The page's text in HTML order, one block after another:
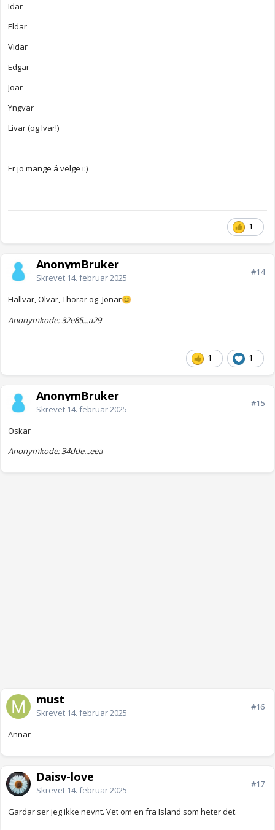
Idar
Eldar
Vidar
Edgar
Joar
Yngvar
Livar (og Ivar!)
Er jo mange å velge i:)
1
AnonymBruker
Skrevet 14. februar 2025
#14
Hallvar, Olvar, Thorar og Jonar😊
Anonymkode: 32e85...a29
1 1
AnonymBruker
Skrevet 14. februar 2025
#15
Oskar
Anonymkode: 34dde...eea
must
Skrevet 14. februar 2025
#16
Annar
Daisy-love
Skrevet 14. februar 2025
#17
Gardar ser jeg ikke nevnt. Vet om en fra Island som heter det.